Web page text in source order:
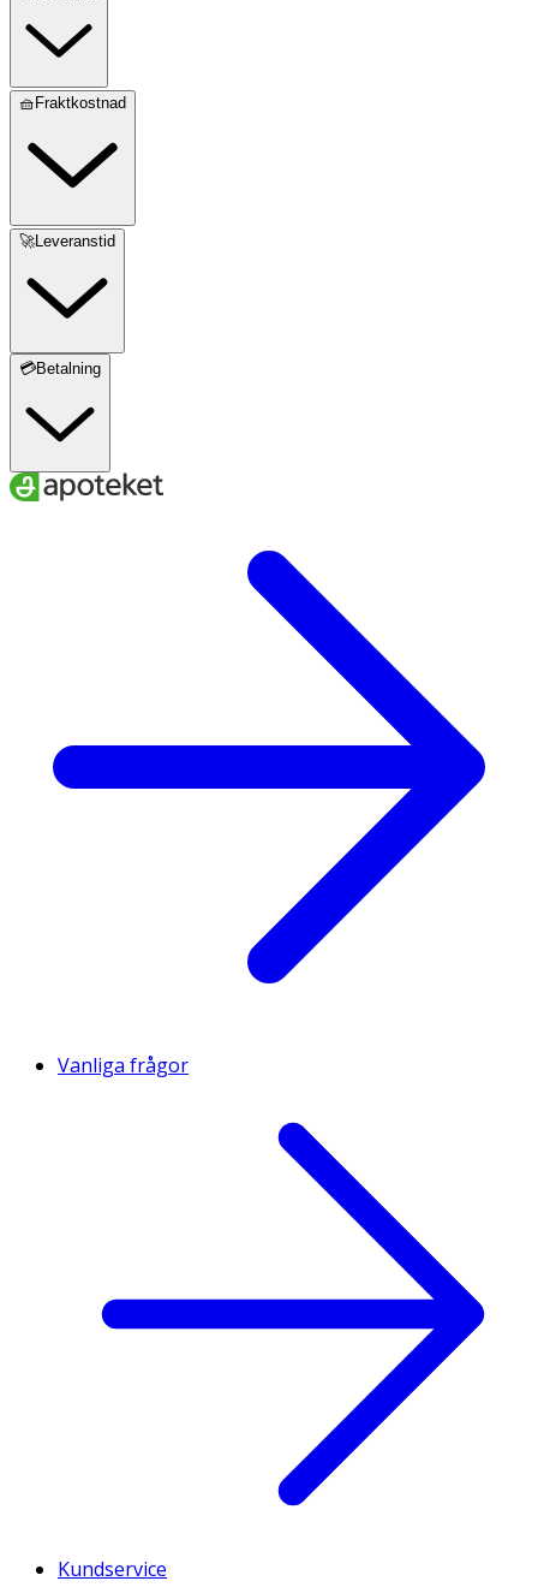
🧺Fraktkostnad
🚀Leveranstid
💳Betalning
Vanliga frågor
Kundservice